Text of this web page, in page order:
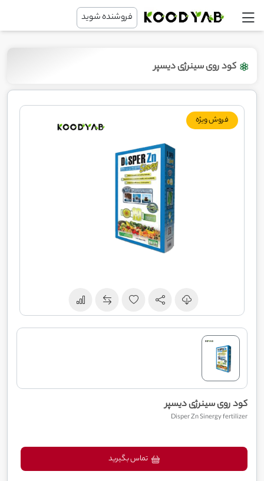
فروشنده شوید
کود روی سینرژی دیسپر
فروش ویژه
کود روی سینرژی دیسپر
Disper Zn Sinergy fertilizer